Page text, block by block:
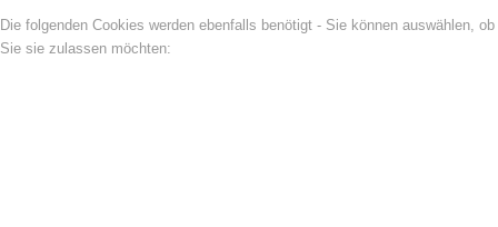
Die folgenden Cookies werden ebenfalls benötigt - Sie können auswählen, ob
Sie sie zulassen möchten: